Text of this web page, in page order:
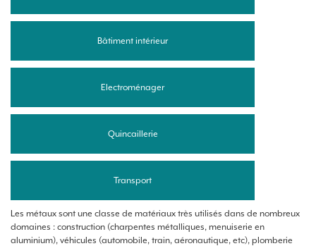
Bâtiment intérieur
Electroménager
Quincaillerie
Transport
Les métaux sont une classe de matériaux très utilisés dans de nombreux
domaines : construction (charpentes métalliques, menuiserie en
aluminium), véhicules (automobile, train, aéronautique, etc), plomberie